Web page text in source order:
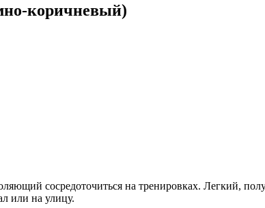
коричневый)
сосредоточиться на тренировках. Легкий,
или на улицу.